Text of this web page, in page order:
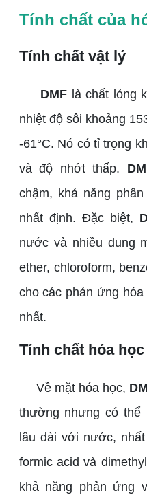
Tính chất của
Tính chất vật lý
DMF là chất lỏng
nhiệt độ sôi khoảng
-61°C. Nó có tỉ trọng
và độ nhớt thấp.
chậm, khả năng
nhất định. Đặc biệt,
nước và nhiều dung
ether, chloroform,
cho các phản ứng
nhất.
Tính chất hóa học
Về mặt hóa học,
thường nhưng có thể
lâu dài với nước,
formic acid và
khả năng phản ứng